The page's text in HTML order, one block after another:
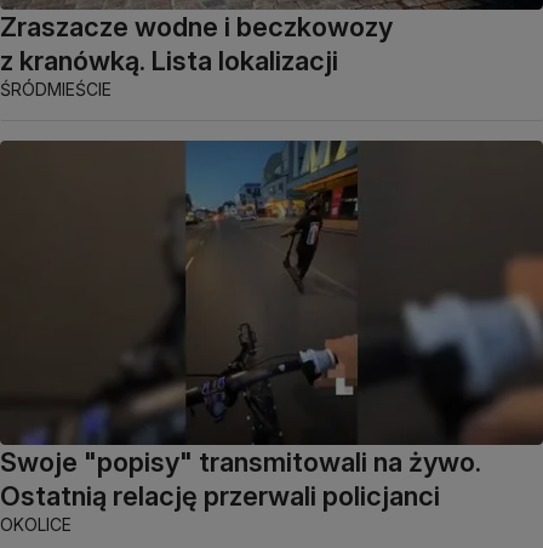
Zraszacze wodne i beczkowozy
z kranówką. Lista lokalizacji
ŚRÓDMIEŚCIE
Swoje "popisy" transmitowali na żywo.
Ostatnią relację przerwali policjanci
OKOLICE